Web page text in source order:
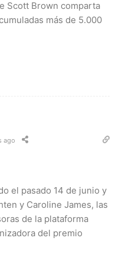
Scott Brown comparta
más de 5.000
ago
el pasado 14 de junio y
y Caroline James, las
de la plataforma
del premio